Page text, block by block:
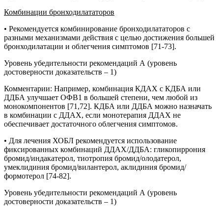
Комбинации бронходилататоров
• Рекомендуется комбинирование бронходилататоров с
разными механизмами действия с целью достижения большей
бронходилатации и облегчения симптомов [71-73].
Уровень убедительности рекомендаций А (уровень
достоверности доказательств – 1)
Комментарии: Например, комбинация КДАХ с КДБА или
ДДБА улучшает ОФВ1 в большей степени, чем любой из
монокомпонентов [71,72]. КДБА или ДДБА можно назначать
в комбинации с ДДАХ, если монотерапия ДДАХ не
обеспечивает достаточного облегчения симптомов.
• Для лечения ХОБЛ рекомендуется использование
фиксированных комбинаций ДДАХ/ДДБА: гликопиррония
бромид/индакатерол, тиотропия бромид/олодатерол,
умеклидиния бромид/вилантерол, аклидиния бромид/
формотерол [74-82].
Уровень убедительности рекомендаций А (уровень
достоверности доказательств – 1)